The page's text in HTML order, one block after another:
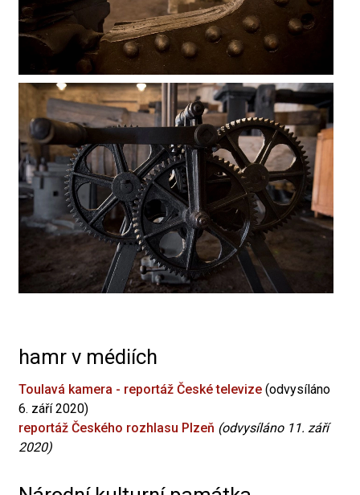
hamr v médiích
Toulavá kamera - reportáž České televize (odvysíláno
6. září 2020)
reportáž Českého rozhlasu Plzeň (odvysíláno 11. září
2020)